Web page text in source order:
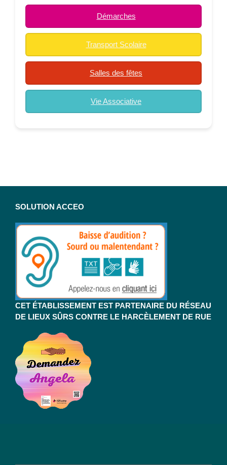
Démarches
Transport Scolaire
Salles des fêtes
Vie Associative
SOLUTION ACCEO
CET ÉTABLISSEMENT EST PARTENAIRE DU RÉSEAU
DE LIEUX SÛRS CONTRE LE HARCÈLEMENT DE RUE